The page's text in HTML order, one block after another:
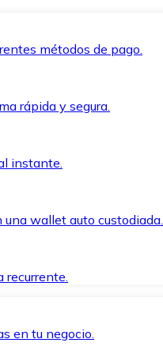
métodos de pago.
rápida y segura.
instante.
wallet auto custodiada.
recurrente.
en tu negocio.